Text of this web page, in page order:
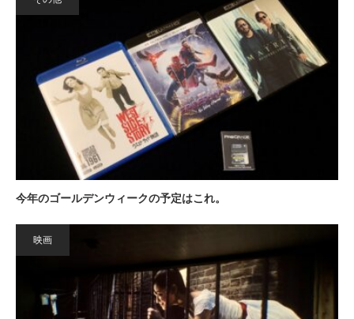
今年のゴールデンウィークの予定はこれ。
映画